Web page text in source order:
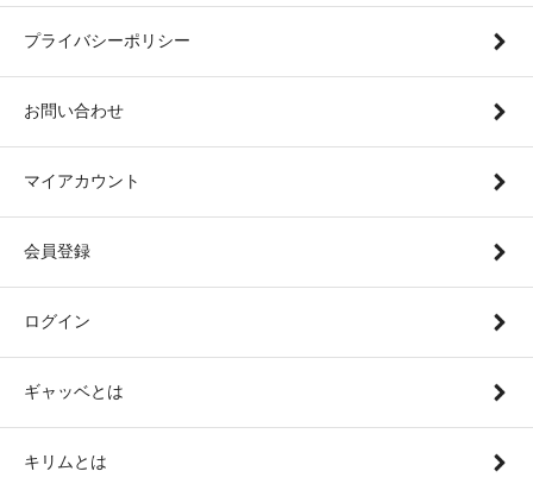
プライバシーポリシー
お問い合わせ
マイアカウント
会員登録
ログイン
ギャッベとは
キリムとは